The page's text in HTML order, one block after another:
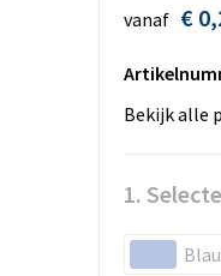
vanaf €
Bekijk alle
1.